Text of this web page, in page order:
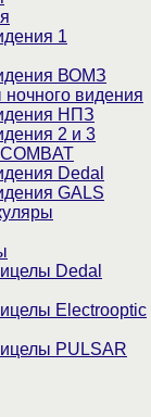
1
ВОМЗ
видения
НПЗ
2 и 3
Dedal
GALS
Dedal
Electrooptic
PULSAR